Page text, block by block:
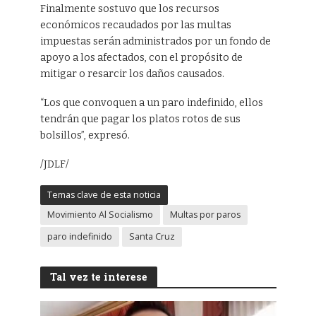
Finalmente sostuvo que los recursos
económicos recaudados por las multas
impuestas serán administrados por un fondo de
apoyo a los afectados, con el propósito de
mitigar o resarcir los daños causados.
“Los que convoquen a un paro indefinido, ellos
tendrán que pagar los platos rotos de sus
bolsillos”, expresó.
/JDLF/
Temas clave de esta noticia
Movimiento Al Socialismo
Multas por paros
paro indefinido
Santa Cruz
Tal vez te interese